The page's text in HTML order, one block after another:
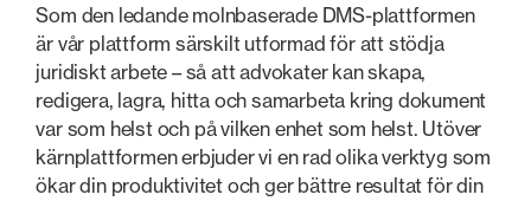
Som den ledande molnbaserade DMS-plattformen
är vår plattform särskilt utformad för att stödja
juridiskt arbete – så att advokater kan skapa,
redigera, lagra, hitta och samarbeta kring dokument
var som helst och på vilken enhet som helst. Utöver
kärnplattformen erbjuder vi en rad olika verktyg som
ökar din produktivitet och ger bättre resultat för din